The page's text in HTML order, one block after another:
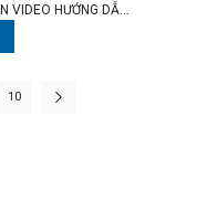
VIDEO HƯỚNG DẪN
SR11 NGUYÊN LÝ
MÁY BƠM NƯỚC TỰ
10